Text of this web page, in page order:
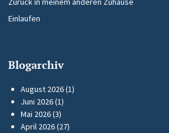
Einlaufen
Blogarchiv
August 2026(1)
Juni 2026(1)
Mai 2026(3)
April 2026(27)